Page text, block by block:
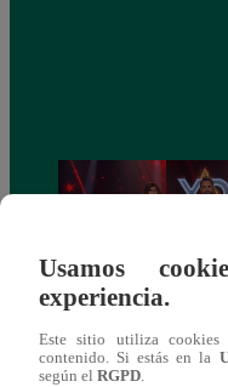
Usamos
experiencia.
Este sitio utiliza cookies
contenido. Si estás en la
según el RGPD.